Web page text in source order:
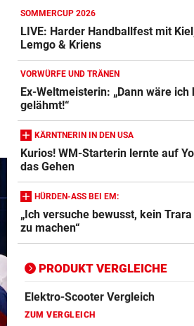
SOMMERCUP 2026
LIVE: Harder Handballfest mit
Lemgo & Kriens
VORWÜRFE UND TRÄNEN
Ex-Weltmeisterin: „Dann wäre ich
gelähmt!“
KÄRNTNERIN IN DEN USA
Kurios! WM-Starterin lernte auf
das Gehen
HÜRDEN-ASS BEI EM:
„Ich versuche bewusst, kein
zu machen“
PRODUKT VERGLEICHE
Action-Cam Vergleich
Crosstrainer Vergleich
ZUM VERGLEICH
E-Bike Vergleich
ZUM VERGLEICH
Elektro-Scooter Vergleich
ZUM VERGLEICH
Ergometer Vergleich
ZUM VERGLEICH
Fahrrad Test
ZUM VERGLEICH